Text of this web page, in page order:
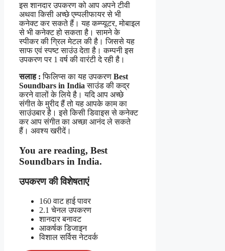
इस शानदार उपकरण को आप अपने टीवी
अथवा किसी अच्छे एम्पलीफायर से भी
कनेक्ट कर सकते हैं। यह कम्प्यूटर, मोबाइल
से भी कनेक्ट हो सकता है। सामने के
स्पीकर की ग्रिल मेटल की है। जिससे यह
साफ एवं स्पष्ट साउंउ देता है। कम्पनी इस
उपकरण पर 1 वर्ष की वारंटी दे रही है।
सलाह : फिलिप्स का यह उपकरण Best
Soundbars in India साउंड की कद्र
करने वालों के लिये है। यदि आप अच्छे
संगीत के मुरीद हैं तो यह आपके काम का
साउंउबार है। इसे किसी डिवाइस से कनेक्ट
कर आप संगीत का अच्छा आनंद ले सकते
हैं। अवश्य खरीदें।
You are reading, Best
Soundbars in India.
उपकरण की विशेषताएं
160 वाट हाई पावर
2.1 चेनल उपकरण
शानदार बनावट
आकर्षक डिजाइन
विशाल सर्विस नेटवर्क